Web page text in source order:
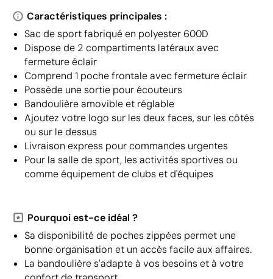
Caractéristiques principales :
Sac de sport fabriqué en polyester 600D
Dispose de 2 compartiments latéraux avec
fermeture éclair
Comprend 1 poche frontale avec fermeture éclair
Possède une sortie pour écouteurs
Bandoulière amovible et réglable
Ajoutez votre logo sur les deux faces, sur les côtés
ou sur le dessus
Livraison express pour commandes urgentes
Pour la salle de sport, les activités sportives ou
comme équipement de clubs et d'équipes
Pourquoi est-ce idéal ?
Sa disponibilité de poches zippées permet une
bonne organisation et un accès facile aux affaires.
La bandoulière s'adapte à vos besoins et à votre